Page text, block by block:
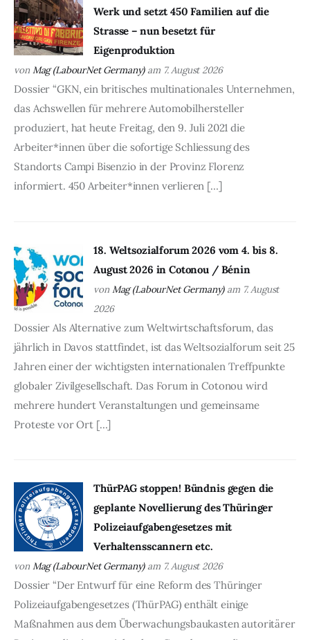
Werk und setzt 450 Familien auf die
Strasse – nun besetzt für
Eigenproduktion
von Mag (LabourNet Germany)am 7. August 2026
Dossier “GKN, ein britisches multinationales Unternehmen,
das Achswellen für mehrere Automobilhersteller
produziert, hat heute Freitag, den 9. Juli 2021 die
Arbeiter*innen über die sofortige Schliessung des
Standorts Campi Bisenzio in der Provinz Florenz
informiert. 450 Arbeiter*innen verlieren […]
18. Weltsozialforum 2026 vom 4. bis 8.
August 2026 in Cotonou / Bénin
von Mag (LabourNet Germany)am 7. August
2026
Dossier Als Alternative zum Weltwirtschaftsforum, das
jährlich in Davos stattfindet, ist das Weltsozialforum seit 25
Jahren einer der wichtigsten internationalen Treffpunkte
globaler Zivilgesellschaft. Das Forum in Cotonou wird
mehrere hundert Veranstaltungen und gemeinsame
Proteste vor Ort […]
ThürPAG stoppen! Bündnis gegen die
geplante Novellierung des Thüringer
Polizeiaufgabengesetzes mit
Verhaltensscannern etc.
von Mag (LabourNet Germany)am 7. August 2026
Dossier “Der Entwurf für eine Reform des Thüringer
Polizeiaufgabengesetzes (ThürPAG) enthält einige
Maßnahmen aus dem Überwachungsbaukasten autoritärer